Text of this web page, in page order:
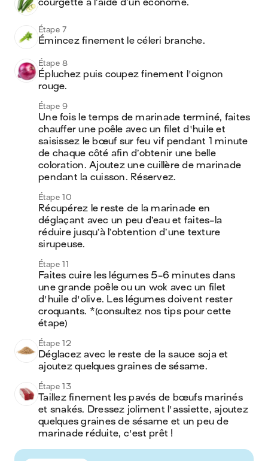
courgette à l’aide d’un économe.
Étape 7
Émincez finement le céleri branche.
Étape 8
Épluchez puis coupez finement l'oignon
rouge.
Étape 9
Une fois le temps de marinade terminé, faites
chauffer une poêle avec un filet d'huile et
saisissez le bœuf sur feu vif pendant 1 minute
de chaque côté afin d’obtenir une belle
coloration. Ajoutez une cuillère de marinade
pendant la cuisson. Réservez.
Étape 10
Récupérez le reste de la marinade en
déglaçant avec un peu d’eau et faites-la
réduire jusqu’à l’obtention d’une texture
sirupeuse.
Étape 11
Faites cuire les légumes 5-6 minutes dans
une grande poêle ou un wok avec un filet
d'huile d'olive. Les légumes doivent rester
croquants. *(consultez nos tips pour cette
étape)
Étape 12
Déglacez avec le reste de la sauce soja et
ajoutez quelques graines de sésame.
Étape 13
Taillez finement les pavés de bœufs marinés
et snakés. Dressez joliment l'assiette, ajoutez
quelques graines de sésame et un peu de
marinade réduite, c'est prêt !